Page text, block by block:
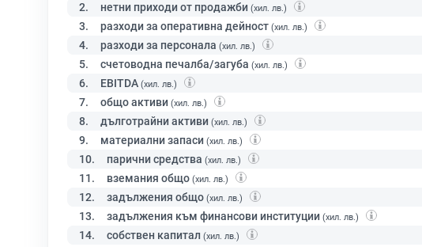
2. нетни приходи от продажби (хил. лв.)
3. разходи за оперативна дейност (хил. лв.)
4. разходи за персонала (хил. лв.)
5. счетоводна печалба/загуба (хил. лв.)
6. EBITDA (хил. лв.)
7. общо активи (хил. лв.)
8. дълготрайни активи (хил. лв.)
9. материални запаси (хил. лв.)
10. парични средства (хил. лв.)
11. вземания общо (хил. лв.)
12. задължения общо (хил. лв.)
13. задължения към финансови институции (хил. лв.)
14. собствен капитал (хил. лв.)